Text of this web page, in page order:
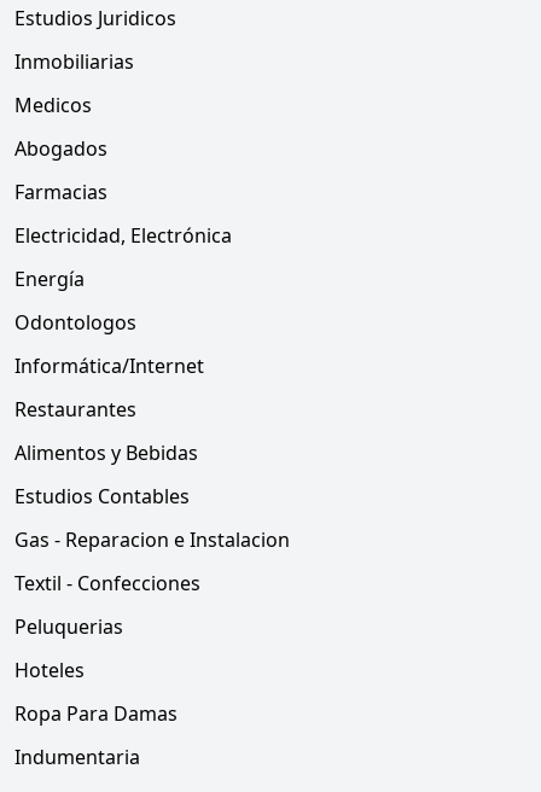
Estudios Juridicos
Inmobiliarias
Medicos
Abogados
Farmacias
Electricidad, Electrónica
Energía
Odontologos
Informática/Internet
Restaurantes
Alimentos y Bebidas
Estudios Contables
Gas - Reparacion e Instalacion
Textil - Confecciones
Peluquerias
Hoteles
Ropa Para Damas
Indumentaria